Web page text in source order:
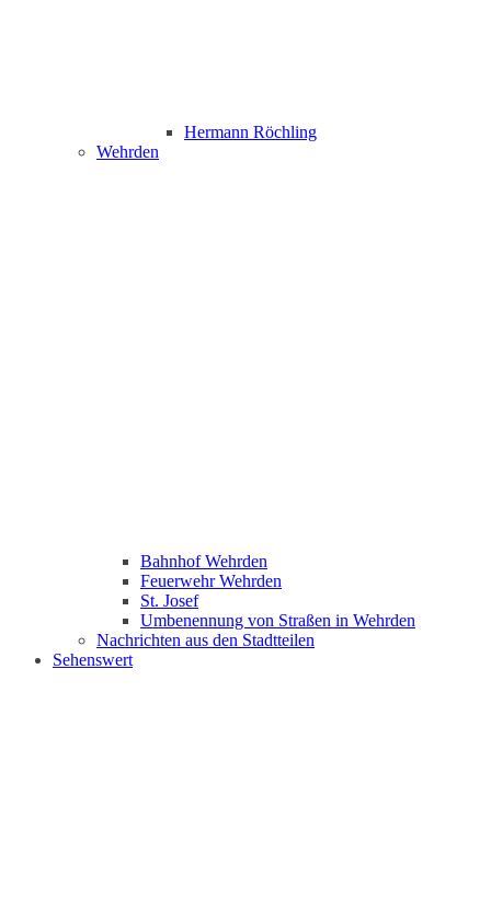
Hermann Röchling
Wehrden
Bahnhof Wehrden
Feuerwehr Wehrden
St. Josef
Umbenennung von Straßen in Wehrden
Nachrichten aus den Stadtteilen
Sehenswert